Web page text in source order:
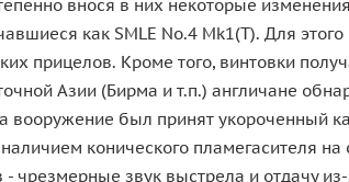
внося в них некоторые
как SMLE No.4 Mk1(T). Для
прицелов. Кроме того, винтовки
Азии (Бирма и т.п.) англичане
вооружение был принят укороченный
конического пламегасителя
чрезмерные звук выстрела и отдачу